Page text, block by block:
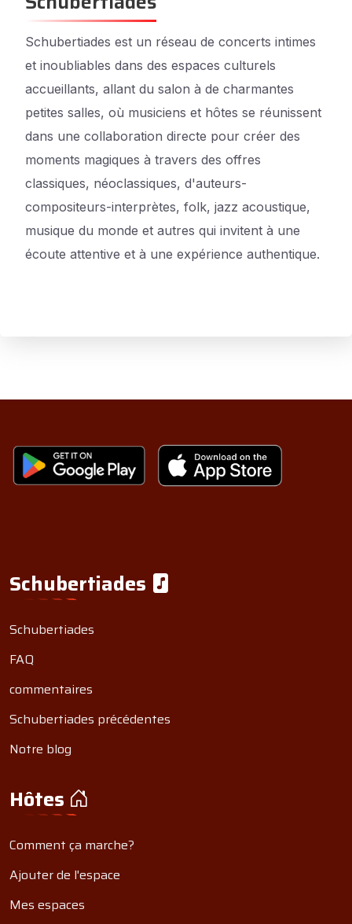
Schubertiades est un réseau de concerts intimes
et inoubliables dans des espaces culturels
accueillants, allant du salon à de charmantes
petites salles, où musiciens et hôtes se réunissent
dans une collaboration directe pour créer des
moments magiques à travers des offres
classiques, néoclassiques, d'auteurs-
compositeurs-interprètes, folk, jazz acoustique,
musique du monde et autres qui invitent à une
écoute attentive et à une expérience authentique.
Schubertiades
Schubertiades
FAQ
commentaires
Schubertiades précédentes
Notre blog
Hôtes
Comment ça marche?
Ajouter de l'espace
Mes espaces